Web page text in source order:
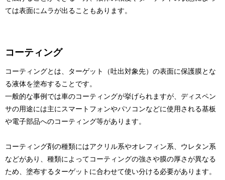
ては表面にムラが出ることもあります。
コーティング
コーティングとは、ターゲット（吐出対象先）の表面に保護膜とな
る液体を塗布することです。
一般的な事例では車のコーティングが挙げられますが、ディスペン
サの用途には主にスマートフォンやパソコンなどに使用される基板
や電子部品へのコーティング等があります。
コーティング剤の種類にはアクリル系やオレフィン系、ウレタン系
などがあり、種類によってコーティングの強さや膜の厚さが異なる
ため、塗布するターゲットに合わせて使い分ける必要があります。